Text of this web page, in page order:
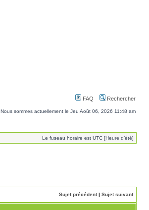
FAQ Rechercher
Nous sommes actuellement le Jeu Août 06, 2026 11:48 am
Le fuseau horaire est UTC [Heure d’été]
Sujet précédent| Sujet suivant